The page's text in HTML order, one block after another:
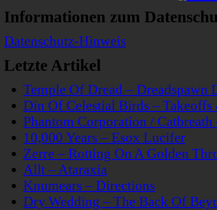
Informationen zum
Datenschutz-Hinweis
Letzte Artikel
Temple Of Dread – Dreadspawn
Din Of Celestial Birds –
Phantom Corporation /
10,000 Years – Esox Lucifer
Zerre – Rotting On A Golden
Allt – Ataraxia
Knumears – Directions
Dry Wedding – The Back Of